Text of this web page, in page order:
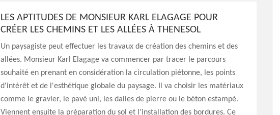
LES APTITUDES DE MONSIEUR KARL ELAGAGE POUR
CRÉER LES CHEMINS ET LES ALLÉES À THENESOL
Un paysagiste peut effectuer les travaux de création des chemins et des
allées. Monsieur Karl Elagage va commencer par tracer le parcours
souhaité en prenant en considération la circulation piétonne, les points
d'intérêt et de l'esthétique globale du paysage. Il va choisir les matériaux
comme le gravier, le pavé uni, les dalles de pierre ou le béton estampé.
Viennent ensuite la préparation du sol et l'installation des bordures. Ce